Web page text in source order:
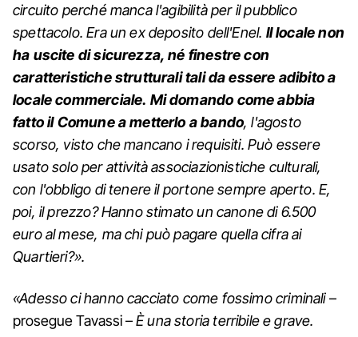
circuito perché manca l'agibilità per il pubblico
spettacolo. Era un ex deposito dell'Enel. Il locale non
ha uscite di sicurezza, né finestre con
caratteristiche strutturali tali da essere adibito a
locale commerciale. Mi domando come abbia
fatto il Comune a metterlo a bando, l'agosto
scorso, visto che mancano i requisiti. Può essere
usato solo per attività associazionistiche culturali,
con l'obbligo di tenere il portone sempre aperto. E,
poi, il prezzo? Hanno stimato un canone di 6.500
euro al mese, ma chi può pagare quella cifra ai
Quartieri?».
«Adesso ci hanno cacciato come fossimo criminali–
prosegue Tavassi –È una storia terribile e grave.